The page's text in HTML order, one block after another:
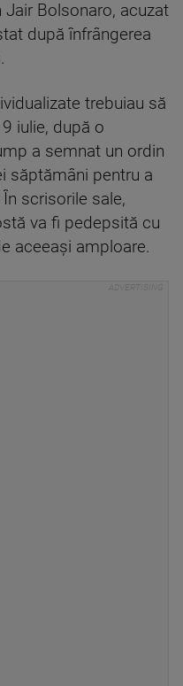
Bolsonaro, acuzat
după înfrângerea
trebuiau să
iulie, după o
a semnat un ordin
săptămâni pentru a
scrisorile sale,
va fi pedepsită cu
aceeaşi amploare.